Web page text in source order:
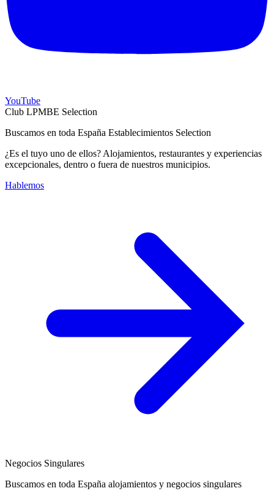
YouTube
Club LPMBE Selection
Buscamos en toda España Establecimientos Selection
¿Es el tuyo uno de ellos? Alojamientos, restaurantes y experiencias
excepcionales, dentro o fuera de nuestros municipios.
Hablemos
Negocios Singulares
Buscamos en toda España alojamientos y negocios singulares